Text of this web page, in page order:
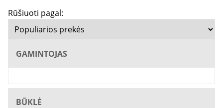
Rūšiuoti pagal:
GAMINTOJAS
BŪKLĖ